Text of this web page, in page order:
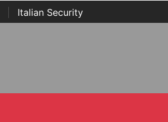
Italian Security